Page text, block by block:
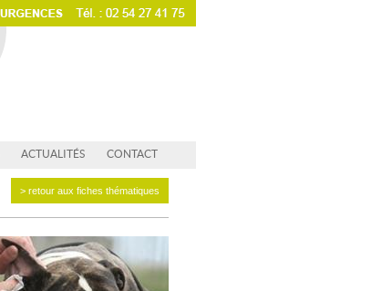
ACTUALITÉS CONTACT
> retour aux fiches thématiques